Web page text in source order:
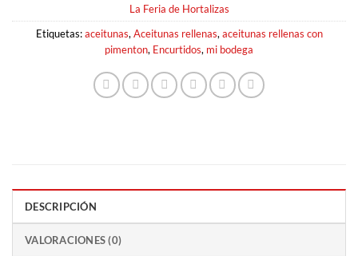
La Feria de Hortalizas
Etiquetas:aceitunas, Aceitunas rellenas, aceitunas rellenas con
pimenton, Encurtidos, mi bodega
DESCRIPCIÓN
VALORACIONES (0)